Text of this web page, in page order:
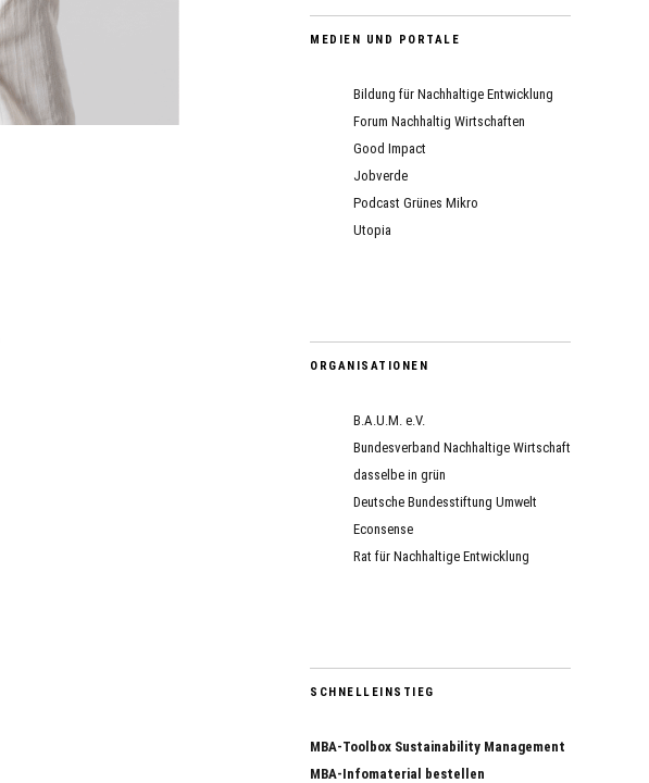
MEDIEN UND PORTALE
Bildung für Nachhaltige Entwicklung
Forum Nachhaltig Wirtschaften
Good Impact
Jobverde
Podcast Grünes Mikro
Utopia
ORGANISATIONEN
B.A.U.M. e.V.
Bundesverband Nachhaltige Wirtschaft
dasselbe in grün
Deutsche Bundesstiftung Umwelt
Econsense
Rat für Nachhaltige Entwicklung
SCHNELLEINSTIEG
MBA-Toolbox Sustainability Management
MBA-Infomaterial bestellen